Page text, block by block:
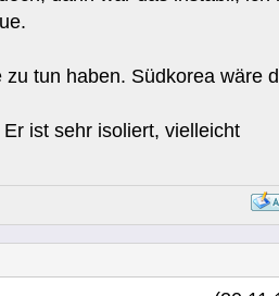
tun haben. Südkorea wäre
ist sehr isoliert, vielleicht